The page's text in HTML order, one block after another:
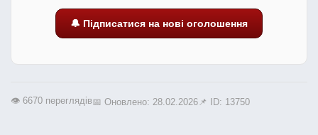
🔔 Підписатися на нові оголошення
👁️ 6670 переглядів📅 Оновлено: 28.02.2026 📌 ID: 13750